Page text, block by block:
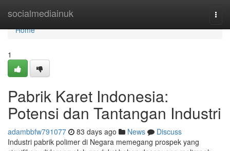
socialmediainuk
Home
Home
1
Pabrik Karet Indonesia:
Potensi dan Tantangan Industri
adambbfw791077 83 days ago News
Discuss
Industri pabrik polimer di Negara memegang prospek yang